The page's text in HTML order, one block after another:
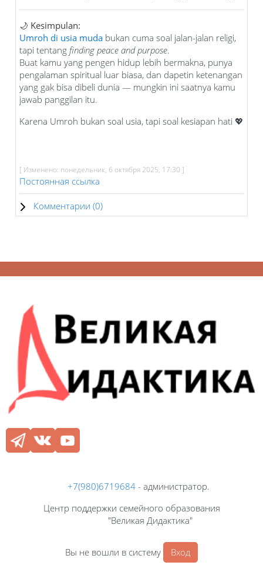
🌙 Kesimpulan:
Umroh di usia muda bukan cuma soal jalan-jalan religi,
tapi tentang finding peace and purpose.
Buat kamu yang pengen hidup lebih bermakna, punya
pengalaman spiritual luar biasa, dan dapetin ketenangan
yang gak bisa dibeli dunia — mungkin ini saatnya kamu
jawab panggilan itu.
Karena Umroh bukan soal usia, tapi soal kesiapan hati 💖
Постоянная ссылка
[ Изменено: понедельник, 6 октября 2025, 17:30 ]
Комментарии (0)
Блоки
+7(980)6719684 - администратор.
Центр поддержки семейного образования
"Великая Дидактика"
Вы не вошли в систему Вход